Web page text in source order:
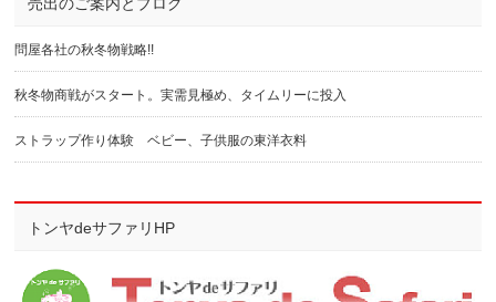
問屋各社の秋冬物戦略!!
秋冬物商戦がスタート。実需見極め、タイムリーに投入
ストラップ作り体験 ベビー、子供服の東洋衣料
トンヤdeサファリHP